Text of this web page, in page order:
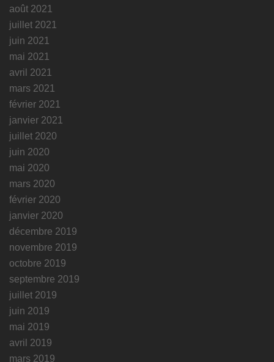
août 2021
juillet 2021
juin 2021
mai 2021
avril 2021
mars 2021
février 2021
janvier 2021
juillet 2020
juin 2020
mai 2020
mars 2020
février 2020
janvier 2020
décembre 2019
novembre 2019
octobre 2019
septembre 2019
juillet 2019
juin 2019
mai 2019
avril 2019
mars 2019